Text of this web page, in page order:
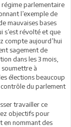
régime parlementaire
l’exemple de
mauvaises bases
s’est révolté et que
compte aujourd’hui
sagement de
dans les 3 mois,
soumettre à
élections beaucoup
du parlement
travailler ce
objectifs pour
en nommant des